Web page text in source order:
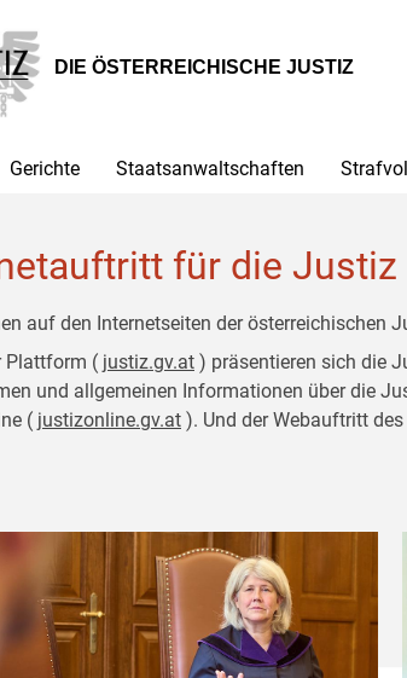
DIE ÖSTERREICHISCHE JUSTIZ
Gerichte Staatsanwaltschaften
für die Justiz
auf den Internetseiten der österreichischen
Plattform ( justiz.gv.at ) präsentieren sich die
und allgemeinen Informationen über die
( justizonline.gv.at ). Und der Webauftritt